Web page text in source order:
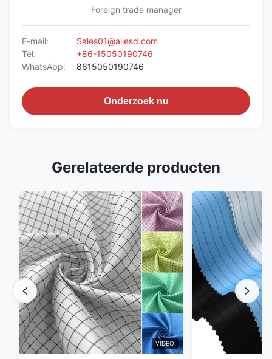
Foreign trade manager
E-mail:
Sales01@allesd.com
Tel:
+86-15050190746
WhatsApp:
8615050190746
Onderzoek nu
Gerelateerde producten
VIDEO